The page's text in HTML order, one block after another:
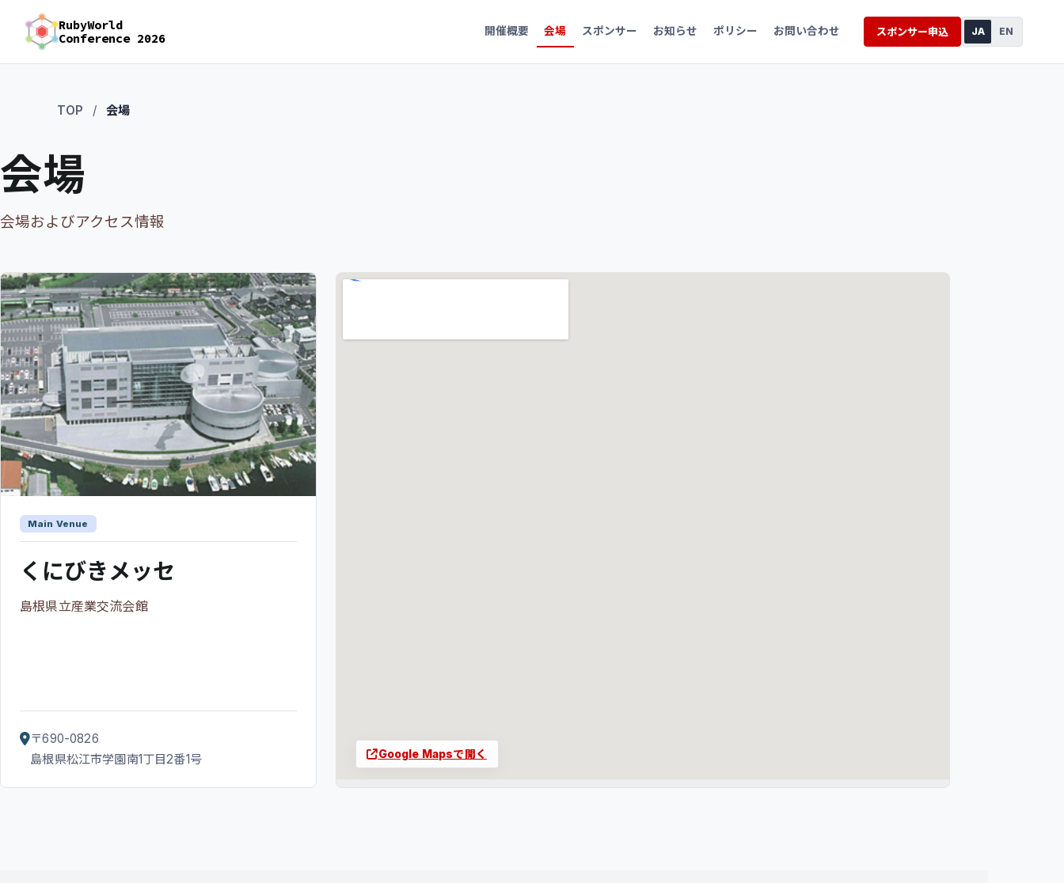
RubyWorld
Conference 2026
開催概要 会場 スポンサー お知らせ ポリシー お問い合わせ スポンサー申込 JA EN
TOP 会場
会場
会場およびアクセス情報
Main Venue
くにびきメッセ
島根県立産業交流会館
〒690-0826
島根県松江市学園南1丁目2番1号
Google Mapsで開く